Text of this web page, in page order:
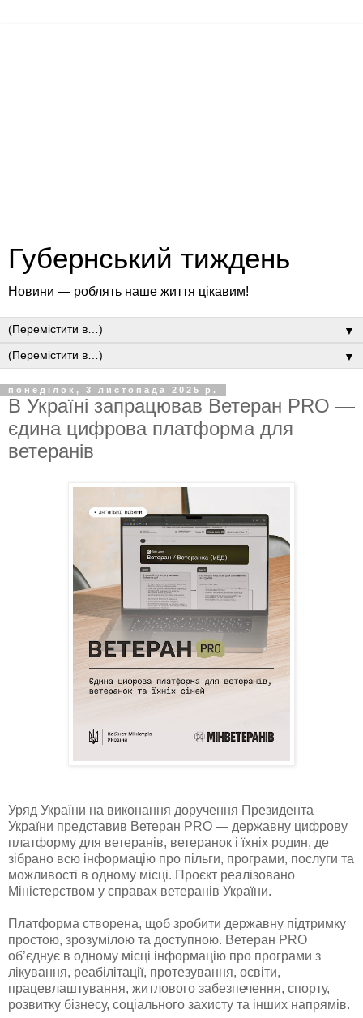
Губернський тиждень
Новини — роблять наше життя цікавим!
▼
▼
понеділок, 3 листопада 2025 р.
В Україні запрацював Ветеран PRO —
єдина цифрова платформа для
ветеранів
Уряд України на виконання доручення Президента
України представив Ветеран PRO — державну цифрову
платформу для ветеранів, ветеранок і їхніх родин, де
зібрано всю інформацію про пільги, програми, послуги та
можливості в одному місці. Проєкт реалізовано
Міністерством у справах ветеранів України.
Платформа створена, щоб зробити державну підтримку
простою, зрозумілою та доступною. Ветеран PRO
об’єднує в одному місці інформацію про програми з
лікування, реабілітації, протезування, освіти,
працевлаштування, житлового забезпечення, спорту,
розвитку бізнесу, соціального захисту та інших напрямів.